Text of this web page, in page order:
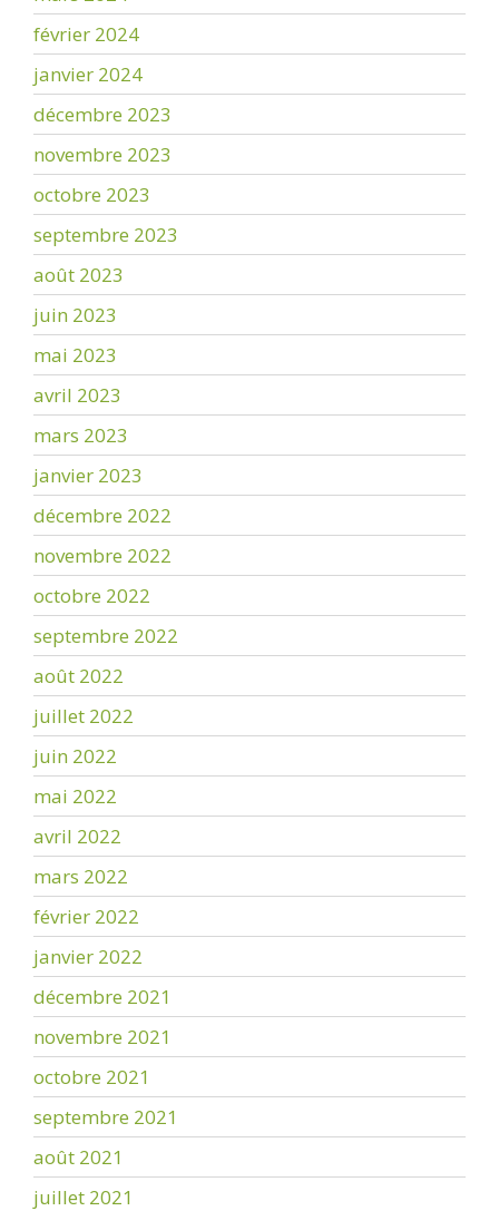
février 2024
janvier 2024
décembre 2023
novembre 2023
octobre 2023
septembre 2023
août 2023
juin 2023
mai 2023
avril 2023
mars 2023
janvier 2023
décembre 2022
novembre 2022
octobre 2022
septembre 2022
août 2022
juillet 2022
juin 2022
mai 2022
avril 2022
mars 2022
février 2022
janvier 2022
décembre 2021
novembre 2021
octobre 2021
septembre 2021
août 2021
juillet 2021